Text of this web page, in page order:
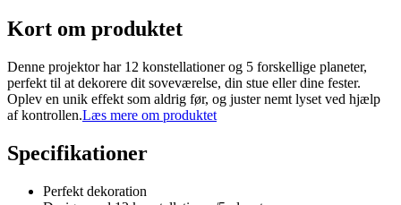
Kort om produktet
Denne projektor har 12 konstellationer og 5 forskellige planeter,
perfekt til at dekorere dit soveværelse, din stue eller dine fester.
Oplev en unik effekt som aldrig før, og juster nemt lyset ved hjælp
af kontrollen.Læs mere om produktet
Specifikationer
Perfekt dekoration